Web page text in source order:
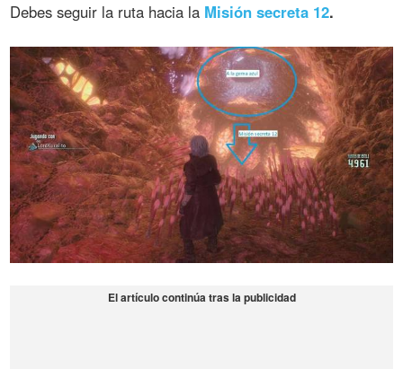
Debes seguir la ruta hacia la Misión secreta 12.